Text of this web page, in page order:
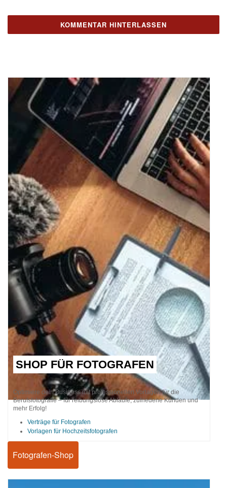
SHOP FÜR FOTOGRAFEN
Optimiere dein Business mit professionellen Vorlagen für die
Berufsfotografie – für reibungslose Abläufe, zufriedene Kunden und
mehr Erfolg!
Verträge für Fotografen
Vorlagen für Hochzeitsfotografen
Fotografen-Shop